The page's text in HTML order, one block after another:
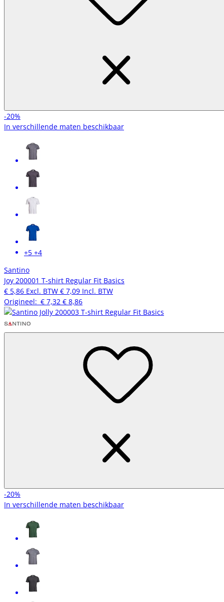
-20%
In verschillende maten beschikbaar
+5 +4
Santino
Joy 200001 T-shirt Regular Fit Basics
€ 5,86 Excl. BTW € 7,09 Incl. BTW
Origineel: € 7,32 € 8,86
-20%
In verschillende maten beschikbaar